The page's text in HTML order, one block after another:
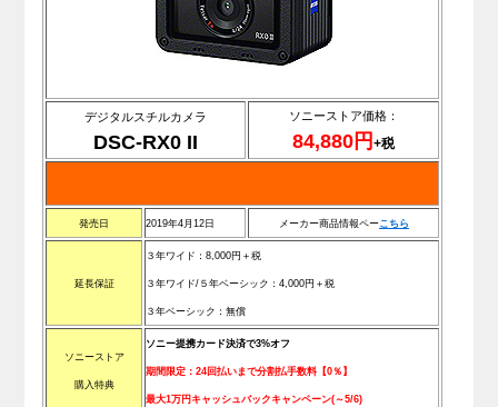
デジタルスチルカメラ
DSC-RX0 II
ソニーストア価格：
84,880円+税
発売日 2019年4月12日 メーカー商品情報ペーこちら
延長保証
３年ワイド：8,000円＋税
３年ワイド/５年ベーシック：4,000円＋税
３年ベーシック：無償
ソニーストア
購入特典
ソニー提携カード決済で3%オフ
期間限定：24回払いまで分割払手数料【0％】
最大1万円キャッシュバックキャンペーン(～5/6)